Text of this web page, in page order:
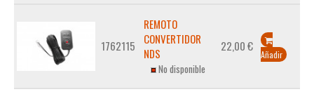
1762115
REMOTO
CONVERTIDOR
NDS
No disponible
22,00 €
Añadir